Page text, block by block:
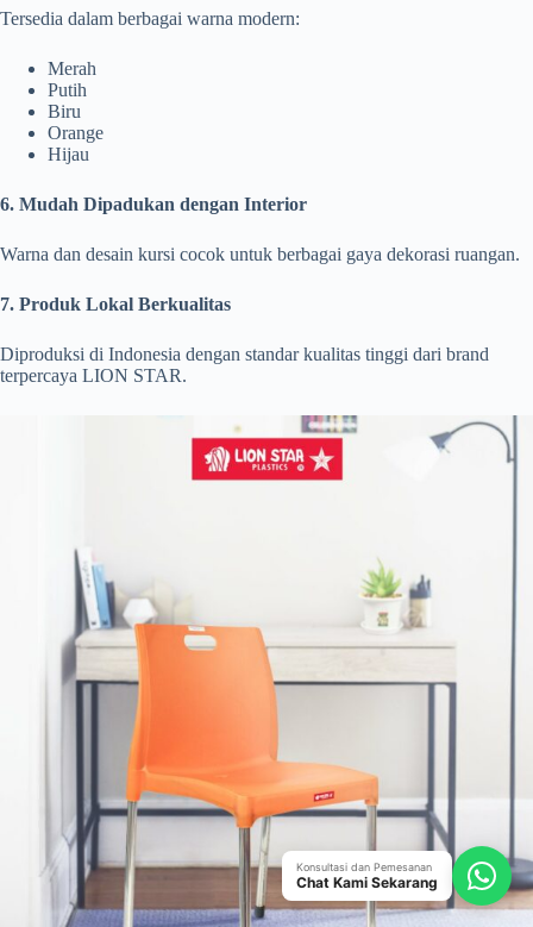
Tersedia dalam berbagai warna modern:
Merah
Putih
Biru
Orange
Hijau
6. Mudah Dipadukan dengan Interior
Warna dan desain kursi cocok untuk berbagai gaya dekorasi ruangan.
7. Produk Lokal Berkualitas
Diproduksi di Indonesia dengan standar kualitas tinggi dari brand
terpercaya LION STAR.
Konsultasi dan Pemesanan
Chat Kami Sekarang